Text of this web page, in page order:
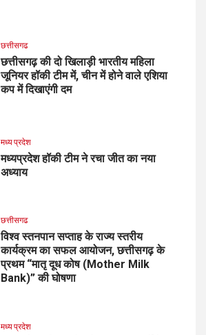
छत्तीसगढ
छत्तीसगढ़ की दो खिलाड़ी भारतीय महिला
जूनियर हॉकी टीम में, चीन में होने वाले एशिया
कप में दिखाएंगी दम
मध्य प्रदेश
मध्यप्रदेश हॉकी टीम ने रचा जीत का नया
अध्याय
छत्तीसगढ
विश्व स्तनपान सप्ताह के राज्य स्तरीय
कार्यक्रम का सफल आयोजन, छत्तीसगढ़ के
प्रथम “मातृ दूध कोष (Mother Milk
Bank)” की घोषणा
मध्य प्रदेश